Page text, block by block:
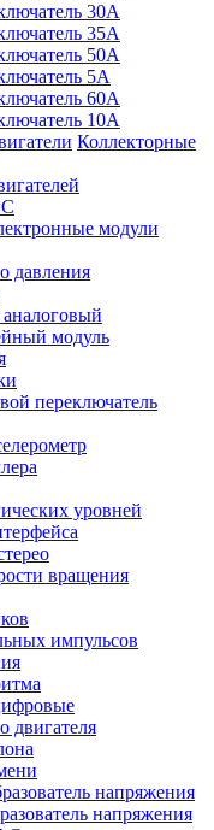
30А
35А
50А
5А
60А
10А
Коллекторные
модули
давления
модуль
переключатель
уровней
вращения
импульсов
двигателя
напряжения
напряжения